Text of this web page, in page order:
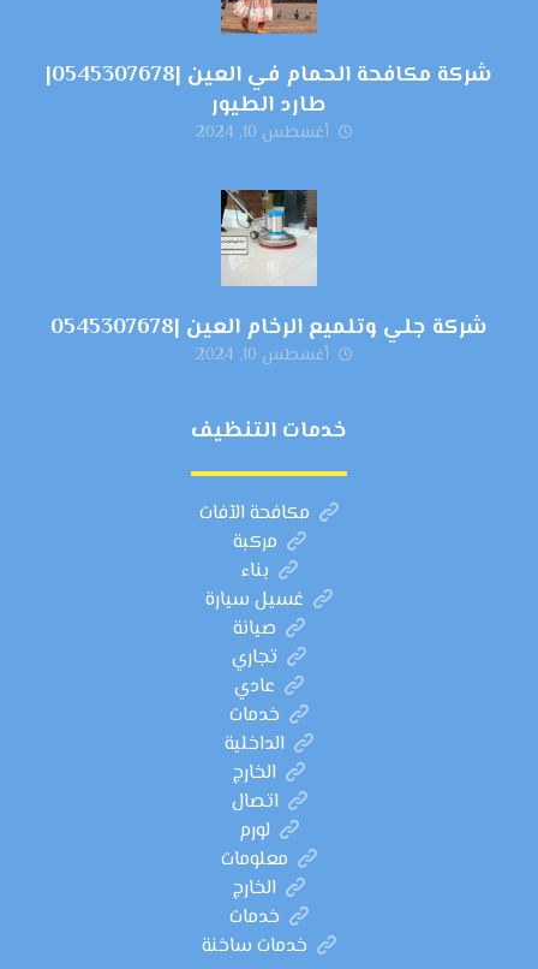
شركة مكافحة الحمام في العين |0545307678|
طارد الطيور
أغسطس 10, 2024
شركة جلي وتلميع الرخام العين |0545307678
أغسطس 10, 2024
خدمات التنظيف
مكافحة الآفات
مركبة
بناء
غسيل سيارة
صيانة
تجاري
عادي
خدمات
الداخلية
الخارج
اتصال
لورم
معلومات
الخارج
خدمات
خدمات ساخنة